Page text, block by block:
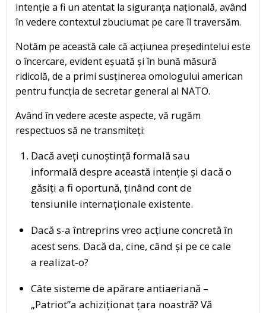
intenție a fi un atentat la siguranța națională, având
în vedere contextul zbuciumat pe care îl traversăm.
Notăm pe această cale că acțiunea președintelui este
o încercare, evident eșuată și în bună măsură
ridicolă, de a primi susținerea omologului american
pentru funcția de secretar general al NATO.
Având în vedere aceste aspecte, vă rugăm
respectuos să ne transmiteți:
Dacă aveți cunoștință formală sau
informală despre această intenție și dacă o
găsiți a fi oportună, ținând cont de
tensiunile internaționale existente.
Dacă s-a întreprins vreo acțiune concretă în
acest sens. Dacă da, cine, când și pe ce cale
a realizat-o?
Câte sisteme de apărare antiaeriană –
„Patriot”a achiziționat țara noastră? Vă